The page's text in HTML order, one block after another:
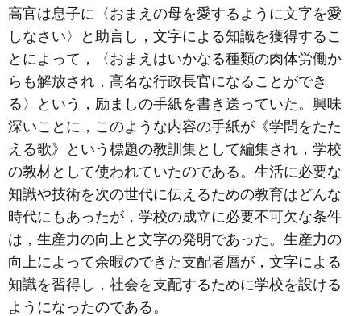
高官は息子に〈おまえの母を愛するように文字を愛
しなさい〉と助言し，文字による知識を獲得するこ
とによって，〈おまえはいかなる種類の肉体労働か
らも解放され，高名な行政長官になることができ
る〉という，励ましの手紙を書き送っていた。興味
深いことに，このような内容の手紙が《学問をたた
える歌》という標題の教訓集として編集され，学校
の教材として使われていたのである。生活に必要な
知識や技術を次の世代に伝えるための教育はどんな
時代にもあったが，学校の成立に必要不可欠な条件
は，生産力の向上と文字の発明であった。生産力の
向上によって余暇のできた支配者層が，文字による
知識を習得し，社会を支配するために学校を設ける
ようになったのである。